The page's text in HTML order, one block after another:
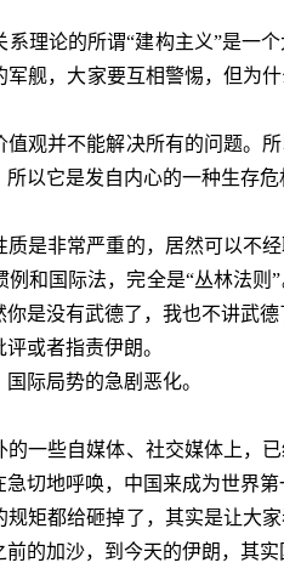
系理论的所谓“建构主义”是一
舰，大家要互相警惕，但为
值观并不能解决所有的问题。
以它是发自内心的一种生存危
是非常严重的，居然可以不
例和国际法，完全是“丛林法则
是没有武德了，我也不讲武德
或者指责伊朗。
际局势的急剧恶化。
一些自媒体、社交媒体上，
切地呼唤，中国来成为世界第
规矩都给砸掉了，其实是让大
的加沙，到今天的伊朗，其实